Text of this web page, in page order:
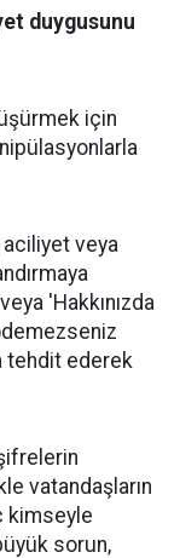
duygusunu
için
aciliyet veya
'Hakkınızda
tehdit ederek
vatandaşların
kimseyle
sorun,